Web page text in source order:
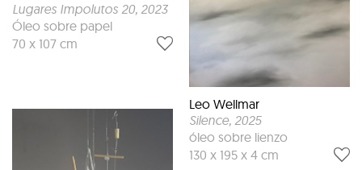
Lugares Impolutos 20, 2023
Óleo sobre papel
70 x 107 cm
Leo Wellmar
Silence, 2025
óleo sobre lienzo
130 x 195 x 4 cm